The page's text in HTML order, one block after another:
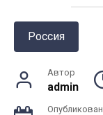
Россия
Автор
admin